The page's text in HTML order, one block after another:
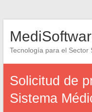
Tecnología para el Sector
Solicitud de
Sistema